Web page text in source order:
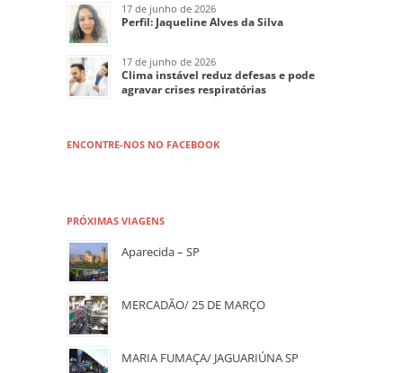
17 de junho de 2026
Perfil: Jaqueline Alves da Silva
17 de junho de 2026
Clima instável reduz defesas e pode
agravar crises respiratórias
ENCONTRE-NOS NO FACEBOOK
PRÓXIMAS VIAGENS
Aparecida – SP
MERCADÃO/ 25 DE MARÇO
MARIA FUMAÇA/ JAGUARIÚNA SP